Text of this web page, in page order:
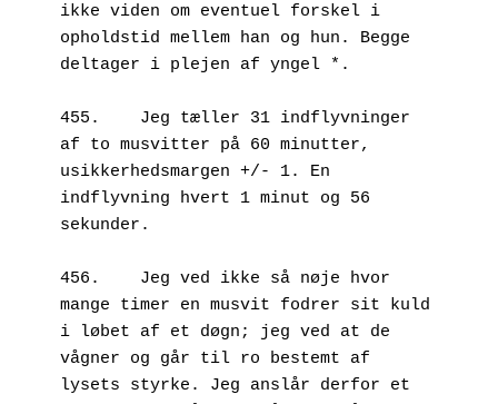
ikke viden om eventuel forskel i
opholdstid mellem han og hun. Begge
deltager i plejen af yngel *.
455.	Jeg tæller 31 indflyvninger
af to musvitter på 60 minutter,
usikkerhedsmargen +/- 1. En
indflyvning hvert 1 minut og 56
sekunder.
456.	Jeg ved ikke så nøje hvor
mange timer en musvit fodrer sit kuld
i løbet af et døgn; jeg ved at de
vågner og går til ro bestemt af
lysets styrke. Jeg anslår derfor et